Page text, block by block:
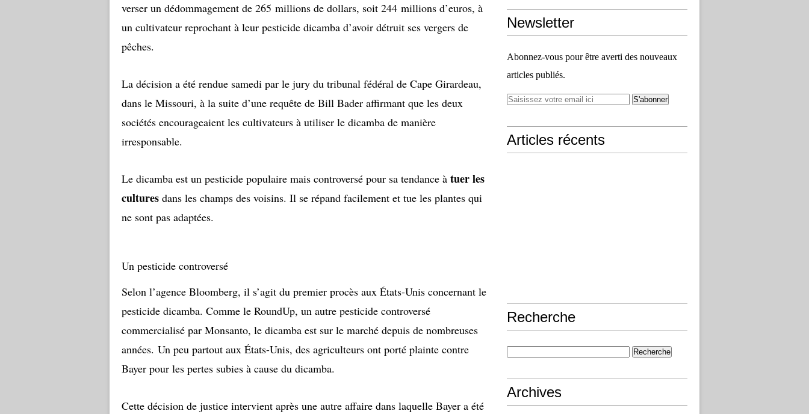
verser un dédommagement de 265 millions de dollars, soit 244 millions d’euros, à
un cultivateur reprochant à leur pesticide dicamba d’avoir détruit ses vergers de
pêches.
La décision a été rendue samedi par le jury du tribunal fédéral de Cape Girardeau,
dans le Missouri, à la suite d’une requête de Bill Bader affirmant que les deux
sociétés encourageaient les cultivateurs à utiliser le dicamba de manière
irresponsable.
Le dicamba est un pesticide populaire mais controversé pour sa tendance à tuer les
cultures dans les champs des voisins. Il se répand facilement et tue les plantes qui
ne sont pas adaptées.
Un pesticide controversé
Selon l’agence Bloomberg, il s’agit du premier procès aux États-Unis concernant le
pesticide dicamba. Comme le RoundUp, un autre pesticide controversé
commercialisé par Monsanto, le dicamba est sur le marché depuis de nombreuses
années. Un peu partout aux États-Unis, des agriculteurs ont porté plainte contre
Bayer pour les pertes subies à cause du dicamba.
Cette décision de justice intervient après une autre affaire dans laquelle Bayer a été
Newsletter
Abonnez-vous pour être averti des nouveaux
articles publiés.
Articles récents
Recherche
Archives